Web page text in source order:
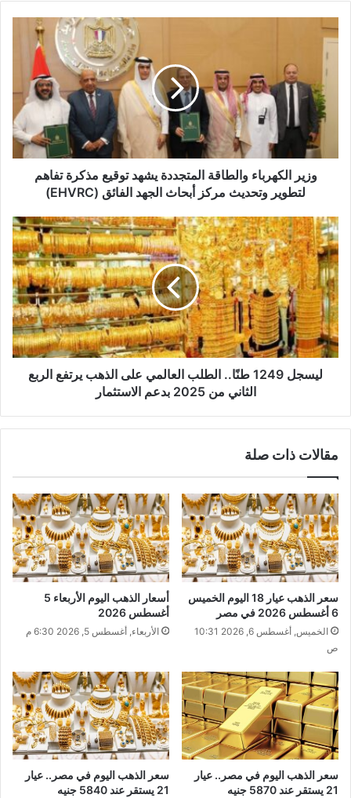
ك
وزير الكهرباء والطاقة المتجددة يشهد توقيع مذكرة تفاهم
لتطوير وتحديث مركز أبحاث الجهد الفائق (EHVRC)
ليسجل 1249 طنًا.. الطلب العالمي على الذهب يرتفع الربع
الثاني من 2025 بدعم الاستثمار
مقالات ذات صلة
سعر الذهب عيار 18 اليوم الخميس
6 أغسطس 2026 في مصر
الخميس, أغسطس 6, 2026 10:31
ص
أسعار الذهب اليوم الأربعاء 5
أغسطس 2026
الأربعاء, أغسطس 5, 2026 6:30 م
سعر الذهب اليوم في مصر.. عيار
21 يستقر عند 5870 جنيه
سعر الذهب اليوم في مصر.. عيار
21 يستقر عند 5840 جنيه